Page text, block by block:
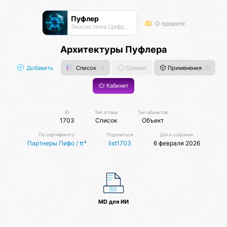
Пуфлер
Экосистема Цифровых Организмов О проекте
Архитектуры Пуфлера
Добавить Список 0 Солики Применения 0
Кабинет
ID
1703
Тип атома
Список
Тип объектов
Объект
По сертификату
Партнеры Пифо / π⁴
Поделиться
list1703
Дата создания
6 февраля 2026
MD для ИИ